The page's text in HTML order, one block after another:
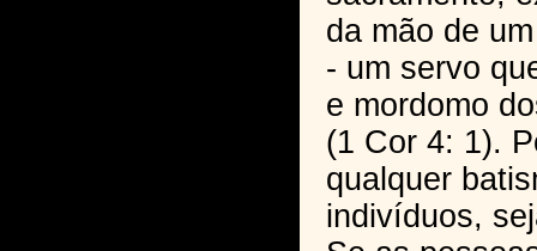
da mão de
- um servo
e mordomo
(1 Cor 4: 1).
qualquer
indivíduos,